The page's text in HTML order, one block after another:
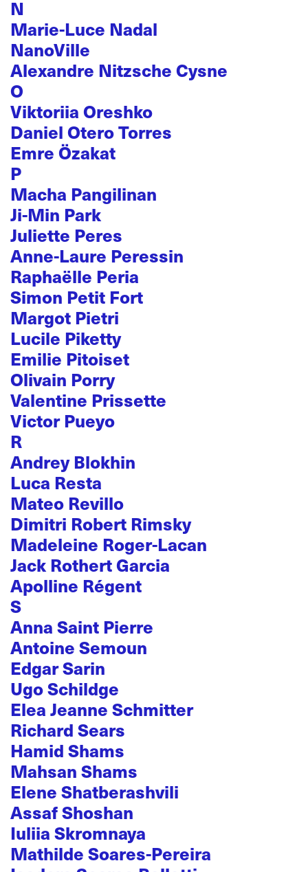
N
Marie-Luce Nadal
NanoVille
Alexandre Nitzsche Cysne
O
Viktoriia Oreshko
Daniel Otero Torres
Emre Özakat
P
Macha Pangilinan
Ji-Min Park
Juliette Peres
Anne-Laure Peressin
Raphaëlle Peria
Simon Petit Fort
Margot Pietri
Lucile Piketty
Emilie Pitoiset
Olivain Porry
Valentine Prissette
Victor Pueyo
R
Andrey Blokhin
Luca Resta
Mateo Revillo
Dimitri Robert Rimsky
Madeleine Roger-Lacan
Jack Rothert Garcia
Apolline Régent
S
Anna Saint Pierre
Antoine Semoun
Edgar Sarin
Ugo Schildge
Elea Jeanne Schmitter
Richard Sears
Hamid Shams
Mahsan Shams
Elene Shatberashvili
Assaf Shoshan
Iuliia Skromnaya
Mathilde Soares-Pereira